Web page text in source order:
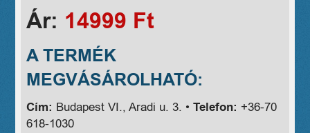
Ár: 14999 Ft
A TERMÉK
MEGVÁSÁROLHATÓ:
Cím: Budapest VI., Aradi u. 3. •Telefon: +36-70
618-1030